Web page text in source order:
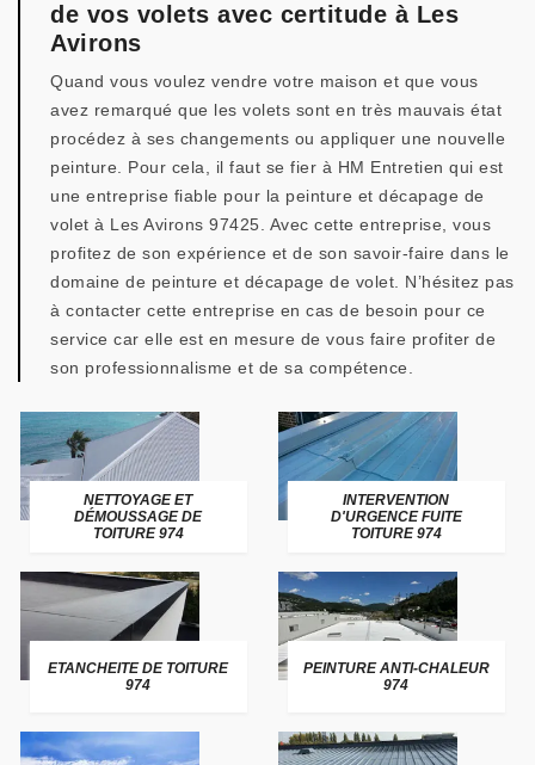
de vos volets avec certitude à Les
Avirons
Quand vous voulez vendre votre maison et que vous
avez remarqué que les volets sont en très mauvais état
procédez à ses changements ou appliquer une nouvelle
peinture. Pour cela, il faut se fier à HM Entretien qui est
une entreprise fiable pour la peinture et décapage de
volet à Les Avirons 97425. Avec cette entreprise, vous
profitez de son expérience et de son savoir-faire dans le
domaine de peinture et décapage de volet. N’hésitez pas
à contacter cette entreprise en cas de besoin pour ce
service car elle est en mesure de vous faire profiter de
son professionnalisme et de sa compétence.
NETTOYAGE ET
DÉMOUSSAGE DE
TOITURE 974
INTERVENTION
D'URGENCE FUITE
TOITURE 974
ETANCHEITE DE TOITURE
974
PEINTURE ANTI-CHALEUR
974